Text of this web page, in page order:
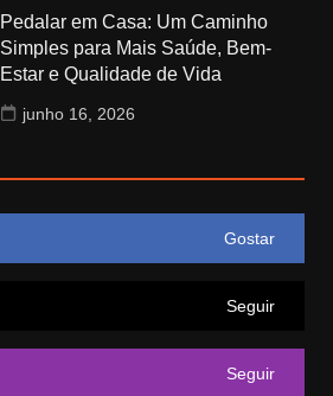
Pedalar em Casa: Um Caminho
Simples para Mais Saúde, Bem-
Estar e Qualidade de Vida
junho 16, 2026
Gostar
Seguir
Seguir